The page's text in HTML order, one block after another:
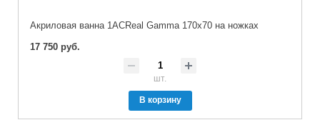
Акриловая ванна 1ACReal Gamma 170х70 на ножках
17 750 руб.
шт.
В корзину